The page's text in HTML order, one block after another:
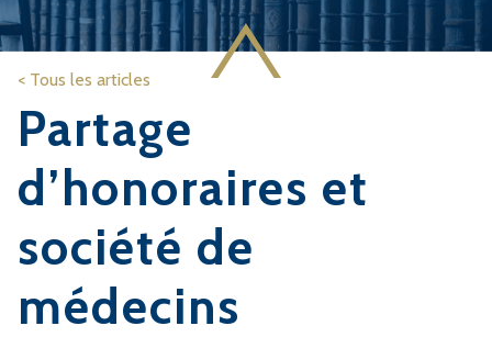
< Tous les articles
Partage
d’honoraires et
société de
médecins